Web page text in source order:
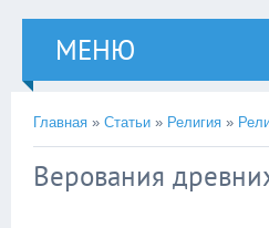
МЕНЮ
Главная » Статьи » Религия »
Верования